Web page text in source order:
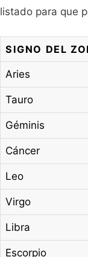
listado para que
SIGNO DEL
Aries
Tauro
Géminis
Cáncer
Leo
Virgo
Libra
Escorpio